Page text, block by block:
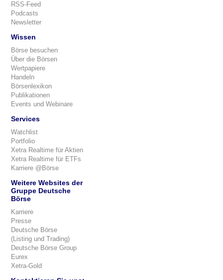
RSS-Feed
Podcasts
Newsletter
Wissen
Börse besuchen
Über die Börsen
Wertpapiere
Handeln
Börsenlexikon
Publikationen
Events und Webinare
Services
Watchlist
Portfolio
Xetra Realtime für Aktien
Xetra Realtime für ETFs
Karriere @Börse
Weitere Websites der
Gruppe Deutsche
Börse
Karriere
Presse
Deutsche Börse
(Listing und Trading)
Deutsche Börse Group
Eurex
Xetra-Gold